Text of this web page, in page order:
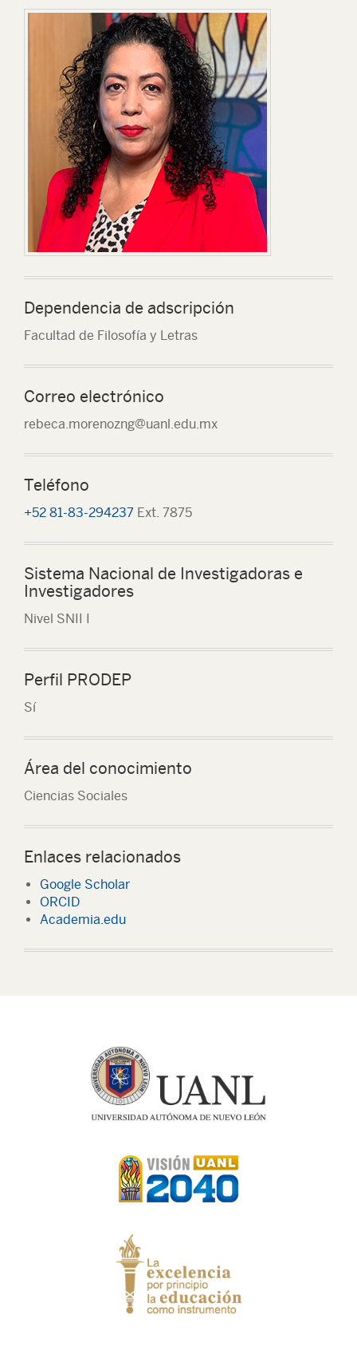
Dependencia de adscripción
Facultad de Filosofía y Letras
Correo electrónico
rebeca.morenozng@uanl.edu.mx
Teléfono
+52 81-83-294237 Ext. 7875
Sistema Nacional de Investigadoras e
Investigadores
Nivel SNII I
Perfil PRODEP
Sí
Área del conocimiento
Ciencias Sociales
Enlaces relacionados
Google Scholar
ORCID
Academia.edu